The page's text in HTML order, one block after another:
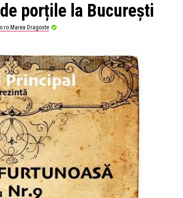
porțile la București
Marea Dragoste